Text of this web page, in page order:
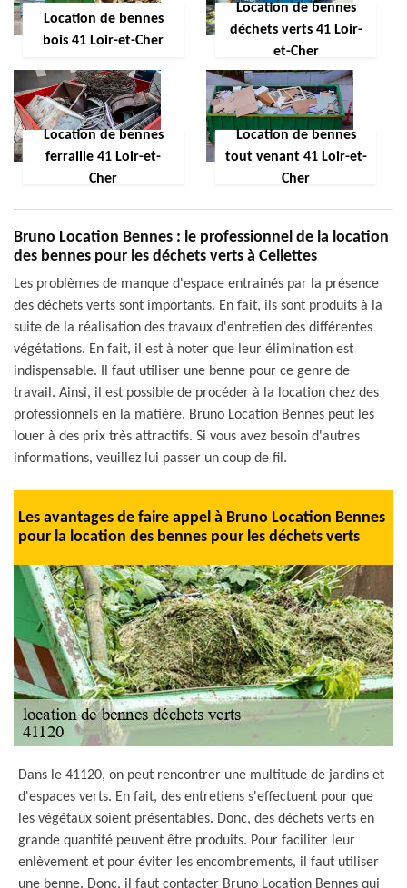
Location de bennes
bois 41 Loir-et-Cher
Location de bennes
déchets verts 41 Loir-
et-Cher
Location de bennes
ferraille 41 Loir-et-
Cher
Location de bennes
tout venant 41 Loir-et-
Cher
Bruno Location Bennes : le professionnel de la location
des bennes pour les déchets verts à Cellettes
Les problèmes de manque d'espace entrainés par la présence
des déchets verts sont importants. En fait, ils sont produits à la
suite de la réalisation des travaux d'entretien des différentes
végétations. En fait, il est à noter que leur élimination est
indispensable. Il faut utiliser une benne pour ce genre de
travail. Ainsi, il est possible de procéder à la location chez des
professionnels en la matière. Bruno Location Bennes peut les
louer à des prix très attractifs. Si vous avez besoin d'autres
informations, veuillez lui passer un coup de fil.
Les avantages de faire appel à Bruno Location Bennes
pour la location des bennes pour les déchets verts
Dans le 41120, on peut rencontrer une multitude de jardins et
d'espaces verts. En fait, des entretiens s'effectuent pour que
les végétaux soient présentables. Donc, des déchets verts en
grande quantité peuvent être produits. Pour faciliter leur
enlèvement et pour éviter les encombrements, il faut utiliser
une benne. Donc, il faut contacter Bruno Location Bennes qui